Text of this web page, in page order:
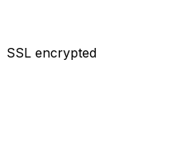
SSL encrypted